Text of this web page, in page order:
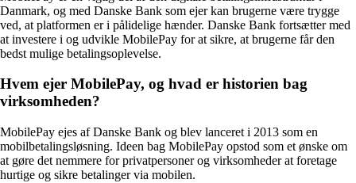
Danmark, og med Danske Bank som ejer kan brugerne være trygge
ved, at platformen er i pålidelige hænder. Danske Bank fortsætter med
at investere i og udvikle MobilePay for at sikre, at brugerne får den
bedst mulige betalingsoplevelse.
Hvem ejer MobilePay, og hvad er historien bag
virksomheden?
MobilePay ejes af Danske Bank og blev lanceret i 2013 som en
mobilbetalingsløsning. Ideen bag MobilePay opstod som et ønske om
at gøre det nemmere for privatpersoner og virksomheder at foretage
hurtige og sikre betalinger via mobilen.